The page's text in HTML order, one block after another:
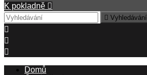
K pokladně 
 Vyhledávání



Domů